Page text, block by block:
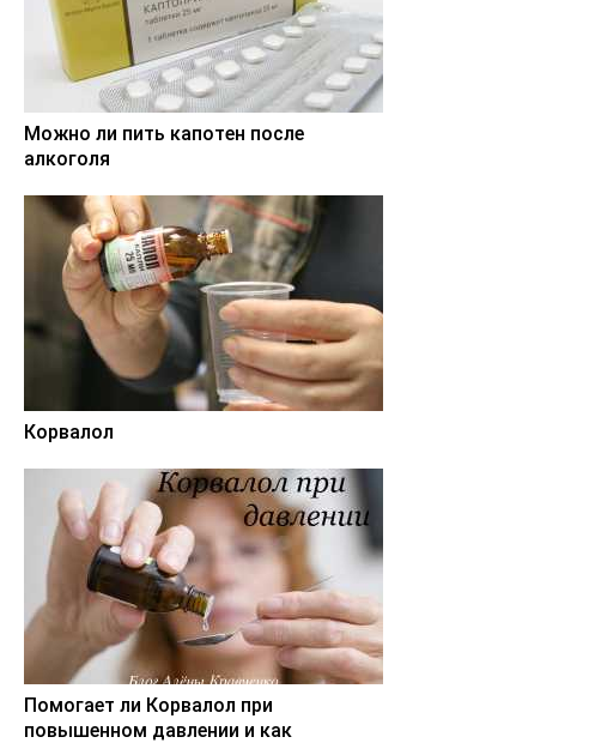
Можно ли пить капотен после
алкоголя
Корвалол
Помогает ли Корвалол при
повышенном давлении и как